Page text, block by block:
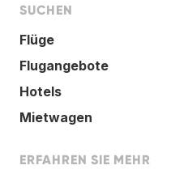
SUCHEN
Flüge
Flugangebote
Hotels
Mietwagen
ERFAHREN SIE MEHR